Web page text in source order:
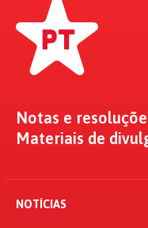
Notas e
Materiais de
NOTÍCIAS